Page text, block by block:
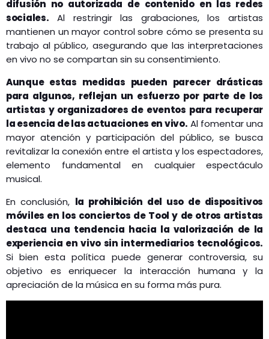
difusión no autorizada de contenido en las redes
sociales. Al restringir las grabaciones, los artistas
mantienen un mayor control sobre cómo se presenta su
trabajo al público, asegurando que las interpretaciones
en vivo no se compartan sin su consentimiento.
Aunque estas medidas pueden parecer drásticas
para algunos, reflejan un esfuerzo por parte de los
artistas y organizadores de eventos para recuperar
la esencia de las actuaciones en vivo. Al fomentar una
mayor atención y participación del público, se busca
revitalizar la conexión entre el artista y los espectadores,
elemento fundamental en cualquier espectáculo
musical.
En conclusión, la prohibición del uso de dispositivos
móviles en los conciertos de Tool y de otros artistas
destaca una tendencia hacia la valorización de la
experiencia en vivo sin intermediarios tecnológicos.
Si bien esta política puede generar controversia, su
objetivo es enriquecer la interacción humana y la
apreciación de la música en su forma más pura.